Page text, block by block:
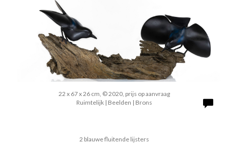
22 x 67 x 26 cm, © 2020, prijs op aanvraag
Ruimtelijk | Beelden | Brons
2 blauwe fluitende lijsters